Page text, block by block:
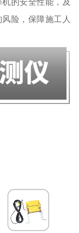
的安全性能，及
险，保障施工人